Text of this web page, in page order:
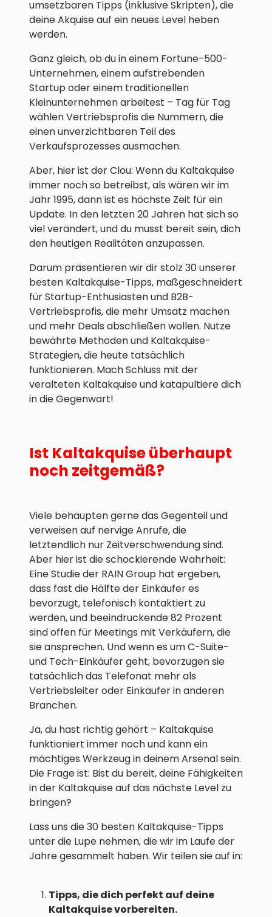
umsetzbaren Tipps (inklusive Skripten), die
deine Akquise auf ein neues Level heben
werden.
Ganz gleich, ob du in einem Fortune-500-
Unternehmen, einem aufstrebenden
Startup oder einem traditionellen
Kleinunternehmen arbeitest – Tag für Tag
wählen Vertriebsprofis die Nummern, die
einen unverzichtbaren Teil des
Verkaufsprozesses ausmachen.
Aber, hier ist der Clou: Wenn du Kaltakquise
immer noch so betreibst, als wären wir im
Jahr 1995, dann ist es höchste Zeit für ein
Update. In den letzten 20 Jahren hat sich so
viel verändert, und du musst bereit sein, dich
den heutigen Realitäten anzupassen.
Darum präsentieren wir dir stolz 30 unserer
besten Kaltakquise-Tipps, maßgeschneidert
für Startup-Enthusiasten und B2B-
Vertriebsprofis, die mehr Umsatz machen
und mehr Deals abschließen wollen. Nutze
bewährte Methoden und Kaltakquise-
Strategien, die heute tatsächlich
funktionieren. Mach Schluss mit der
veralteten Kaltakquise und katapultiere dich
in die Gegenwart!
Ist Kaltakquise überhaupt
noch zeitgemäß?
Viele behaupten gerne das Gegenteil und
verweisen auf nervige Anrufe, die
letztendlich nur Zeitverschwendung sind.
Aber hier ist die schockierende Wahrheit:
Eine Studie der RAIN Group hat ergeben,
dass fast die Hälfte der Einkäufer es
bevorzugt, telefonisch kontaktiert zu
werden, und beeindruckende 82 Prozent
sind offen für Meetings mit Verkäufern, die
sie ansprechen. Und wenn es um C-Suite-
und Tech-Einkäufer geht, bevorzugen sie
tatsächlich das Telefonat mehr als
Vertriebsleiter oder Einkäufer in anderen
Branchen.
Ja, du hast richtig gehört – Kaltakquise
funktioniert immer noch und kann ein
mächtiges Werkzeug in deinem Arsenal sein.
Die Frage ist: Bist du bereit, deine Fähigkeiten
in der Kaltakquise auf das nächste Level zu
bringen?
Lass uns die 30 besten Kaltakquise-Tipps
unter die Lupe nehmen, die wir im Laufe der
Jahre gesammelt haben. Wir teilen sie auf in:
Tipps, die dich perfekt auf deine
Kaltakquise vorbereiten.